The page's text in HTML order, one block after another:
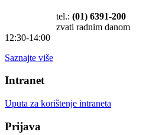
tel.: (01) 6391-200
zvati radnim danom
12:30-14:00
Saznajte više
Intranet
Uputa za korištenje intraneta
Prijava